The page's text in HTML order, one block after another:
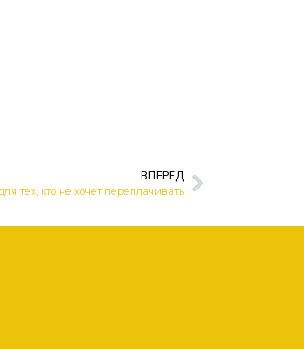
ВПЕРЕД
тех, кто не хочет переплачивать